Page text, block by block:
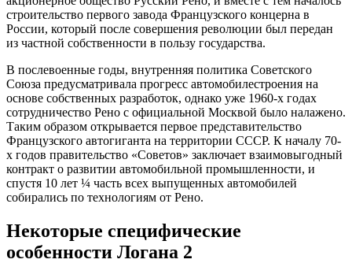
строительство первого завода Французского концерна в
России, который после совершения революции был передан
из частной собственности в пользу государства.
В послевоенные годы, внутренняя политика Советского
Союза предусматривала прогресс автомобилестроения на
основе собственных разработок, однако уже 1960-х годах
сотрудничество Рено с официальной Москвой было налажено.
Таким образом открывается первое представительство
Французского автогиганта на территории СССР. К началу 70-
х годов правительство «Советов» заключает взаимовыгодный
контракт о развитии автомобильной промышленности, и
спустя 10 лет ¼ часть всех выпущенных автомобилей
собирались по технологиям от Рено.
Некоторые специфические
особенности Логана 2